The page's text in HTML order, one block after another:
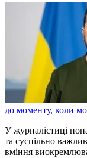
до моменту, коли
У журналістиці
та суспільно
вміння